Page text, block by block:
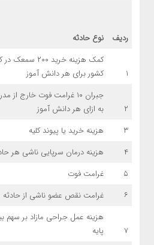
ردیف نوع حادثه
۱
کمک هزینه خرید ۲۰۰ سمعک
کشور برای هر دانش آموز
۲
جبران ۱۰ غرامت فوت خارج از
به ازای هر دانش آموز
۳
هزینه خرید یا پیوند کلیه
۴
هزینه درمان سرپایی ناشی هر
۵
غرامت فوت
۶
غرامت نقص عضو ناشی از حادثه
۷
هزینه عمل جراحی مازاد بر سهم
پایه